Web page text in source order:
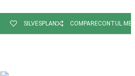
SILVESPLAN COMPARECONTUL